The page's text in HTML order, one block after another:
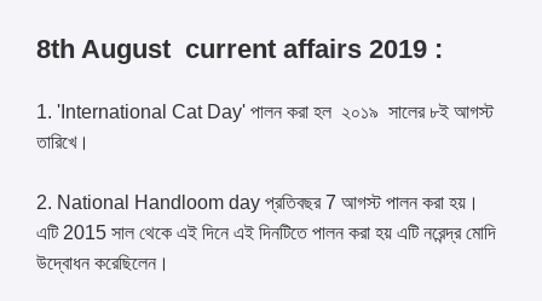
8th August current affairs 2019 :
1. 'International Cat Day' পালন করা হল ২০১৯ সালের ৮ই আগস্ট
তারিখে।
2. National Handloom day প্রতিবছর 7 আগস্ট পালন করা হয়।
এটি 2015 সাল থেকে এই দিনে এই দিনটিতে পালন করা হয় এটি নরেন্দ্র মােদি
উদ্বোধন করেছিলেন।